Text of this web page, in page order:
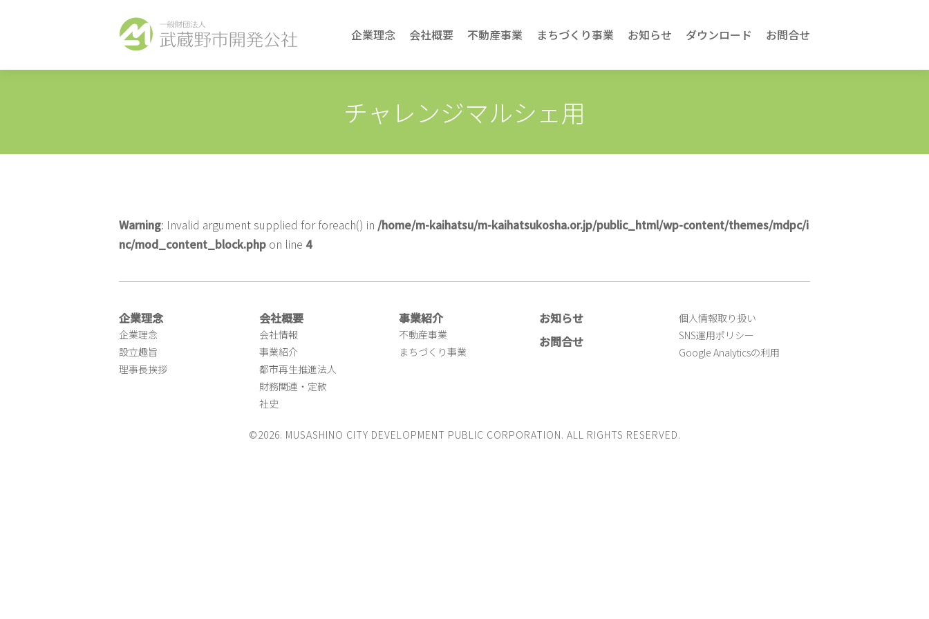
企業理念 会社概要 不動産事業 まちづくり事業 お知らせ ダウンロード お問合せ
チャレンジマルシェ用
Warning: Invalid argument supplied for foreach() in /home/m-kaihatsu/m-kaihatsukosha.or.jp/public_html/wp-content/themes/mdpc/i
nc/mod_content_block.php on line 4
企業理念
企業理念
設立趣旨
理事長挨拶
会社概要
会社情報
事業紹介
都市再生推進法人
財務関連・定款
社史
事業紹介
不動産事業
まちづくり事業
お知らせ
お問合せ
個人情報取り扱い
SNS運用ポリシー
Google Analyticsの利用
©2026. MUSASHINO CITY DEVELOPMENT PUBLIC CORPORATION. ALL RIGHTS RESERVED.